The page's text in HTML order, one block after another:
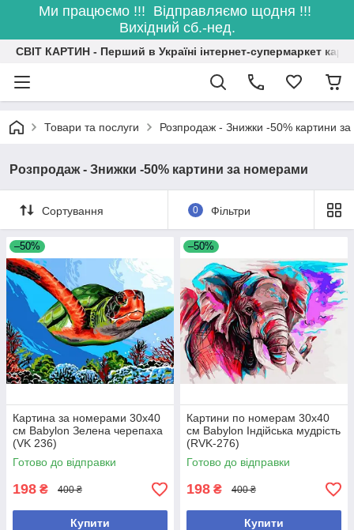
Ми працюємо !!! Відправляємо щодня !!!
Вихідний сб.-нед.
СВІТ КАРТИН - Перший в Україні інтернет-супермаркет
Товари та послуги Розпродаж - Знижки -50% картини
Розпродаж - Знижки -50% картини за номерами
Сортування 0 Фільтри
–50%
Картина за номерами 30х40
см Babylon Зелена черепаха
(VK 236)
Готово до відправки
198 ₴ 400 ₴
Купити
–50%
Картини по номерам 30х40
см Babylon Індійська мудрість
(RVK-276)
Готово до відправки
198 ₴ 400 ₴
Купити